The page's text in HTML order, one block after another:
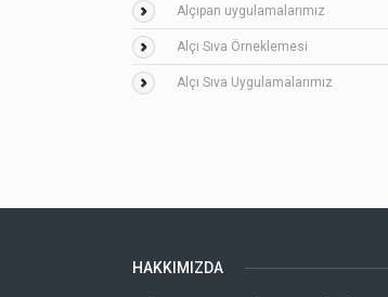
Alçıpan uygulamalarımız
Alçı Sıva Örneklemesi
Alçı Sıva Uygulamalarımız
HAKKIMIZDA